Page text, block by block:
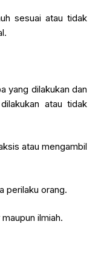
sesuai atau tidak
yang dilakukan dan
atau tidak
atau mengambil
perilaku orang.
ilmiah.